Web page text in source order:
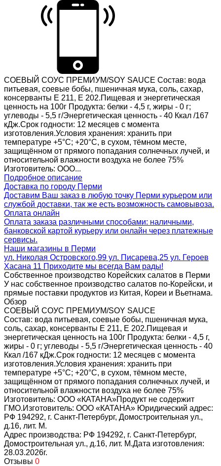
СОЕВЫЙ СОУС ПРЕМИУМ/SOY SAUCE Состав: вода
питьевая, соевые бобы, пшеничная мука, соль, сахар,
консерванты Е 211, Е 202.Пищевая и энергетическая
ценность на 100г Продукта: белки - 4,5 г, жиры - 0 г;
углеводы - 5,5 г/Энергетическая ценность - 40 Ккал /167
кДж.Срок годности: 12 месяцев с момента
изготовления.Условия хранения: хранить при
температуре +5°C; +20°С, в сухом, тёмном месте,
защищённом от прямого попадания солнечных лучей, и
относительной влажности воздуха не более 75%
Изготовитель: ООО...
Подробное описание
Доставка по городу Перми
Доставим Ваш заказ в любую точку Перми курьером или
службой доставки, так же есть возможность самовывоза.
Оплата онлайн
Оплата заказа различными способами: наличными,
банковской картой курьеру или онлайн через платежные
сервисы.
Наши магазины в Перми
ул. Николая Островского,99 ул. Писарева,25 ул. Героев
Хасана 11 Приходите мы всегда Вам рады!
Собственное производство Корейских салатов в Перми
У нас собственное производство салатов по-Корейски, и
прямые поставки продуктов из Китая, Кореи и Вьетнама.
Обзор
СОЕВЫЙ СОУС ПРЕМИУМ/SOY SAUCE
Состав: вода питьевая, соевые бобы, пшеничная мука,
соль, сахар, консерванты Е 211, Е 202.Пищевая и
энергетическая ценность на 100г Продукта: белки - 4,5 г,
жиры - 0 г; углеводы - 5,5 г/Энергетическая ценность - 40
Ккал /167 кДж.Срок годности: 12 месяцев с момента
изготовления.Условия хранения: хранить при
температуре +5°C; +20°С, в сухом, тёмном месте,
защищённом от прямого попадания солнечных лучей, и
относительной влажности воздуха не более 75%
Изготовитель: ООО «КАТАНА»Продукт не содержит
ГМО.Изготовитель: ООО «КАТАНА» Юридический адрес:
РФ 194292, г. Санкт-Петербург, Домостроительная ул.,
д.16, лит. М.
Адрес производства: РФ 194292, г. Санкт-Петербург,
Домостроительная ул., д.16, лит. М.Дата изготовления:
28.03.2026г.
Отзывы 0